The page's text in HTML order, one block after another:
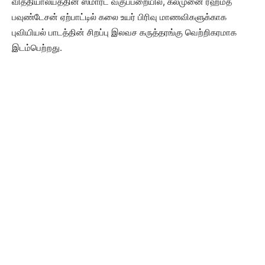
பவுண்டேசன் ஏற்பாட்டில் கலை உயர் பிரிவு மாணவிகளுக்காக
புவியியல் பாடத்தின் சிறப்பு இலவச கருத்தரங்கு வெற்றிகரமாக
இடம்பெற்றது.